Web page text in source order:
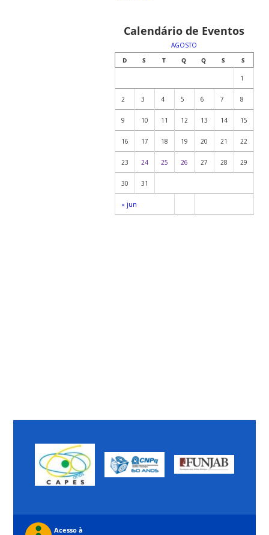
Calendário de Eventos
AGOSTO
D
S T Q Q S S
« jun
1
2 3 4 5 6 7 8
9 10 11 12 13 14 15
16 17 18 19 20 21 22
23 24 25 26 27 28 29
30 31